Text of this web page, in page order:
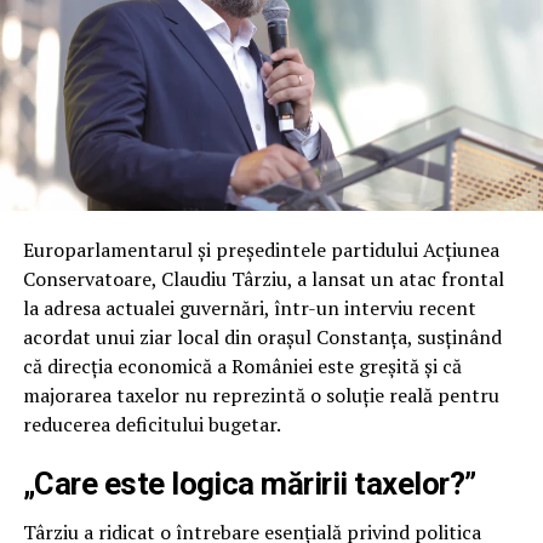
developments in Cyprus areGeorge Simion
of the Alliance for the Union of Romanians (AUR) and
Vice President of the European Conservatives and
Reformists Party (ECR Party), as well as Romanian
conservative politician
Cezara Popescu
, former
candidate for the Mayor of Constanța.
Europarlamentarul și președintele partidului Acțiunea
Conservatoare, Claudiu Târziu, a lansat un atac frontal
la adresa actualei guvernări, într-un interviu recent
acordat unui ziar local din orașul Constanța, susținând
că direcția economică a României este greșită și că
majorarea taxelor nu reprezintă o soluție reală pentru
reducerea deficitului bugetar.
„Care este logica măririi taxelor?”
Târziu a ridicat o întrebare esențială privind politica